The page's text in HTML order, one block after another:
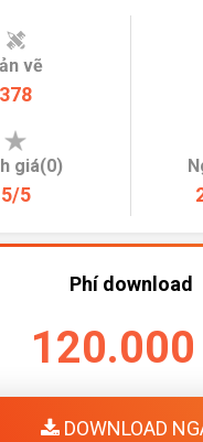
vẽ
378
giá(0)
5/5
Phí download
DOWNLOAD